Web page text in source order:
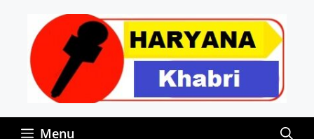
content
Menu